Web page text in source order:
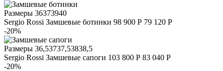
Размеры 36373940
Sergio Rossi Замшевые ботинки 98 900 Р 79 120 Р
-20%
Размеры 36,53737,53838,5
Sergio Rossi Замшевые сапоги 103 800 Р 83 040 Р
-20%